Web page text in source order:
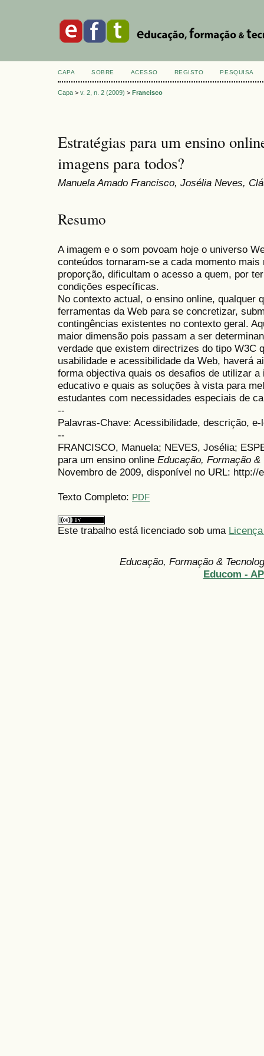
CAPA SOBRE ACESSO REGISTO PESQUISA
Capa > v. 2, n. 2 (2009) > Francisco
Estratégias para um ensino
imagens para todos?
Manuela Amado Francisco, Josélia Neves,
Resumo
A imagem e o som povoam hoje o universo
conteúdos tornaram-se a cada momento
proporção, dificultam o acesso a quem, por
condições específicas.
No contexto actual, o ensino online, qualquer
ferramentas da Web para se concretizar,
contingências existentes no contexto geral.
maior dimensão pois passam a ser
verdade que existem directrizes do tipo W3C
usabilidade e acessibilidade da Web, haverá
forma objectiva quais os desafios de utilizar
educativo e quais as soluções à vista para
estudantes com necessidades especiais de
--
Palavras-Chave: Acessibilidade, descrição,
--
FRANCISCO, Manuela; NEVES, Josélia;
para um ensino online Educação, Formação &
Novembro de 2009, disponível no URL: http://
Texto Completo: PDF
Este trabalho está licenciado sob uma
Educação, Formação &
Educom -